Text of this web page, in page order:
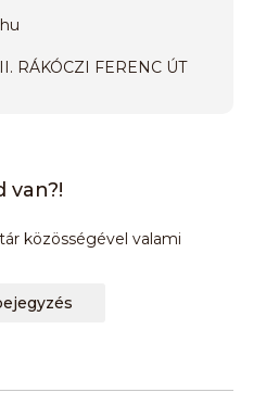
RÁKÓCZI FERENC ÚT
van?!
közösségével valami